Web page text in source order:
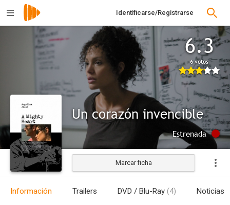
Identificarse/Registrarse
6.3
6 votos
Un corazón invencible
Estrenada
Marcar ficha
Información Trailers DVD / Blu-Ray (4) Noticias